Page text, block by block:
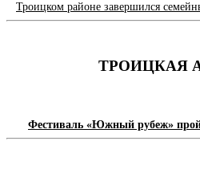
Троицком районе завершился
ТРОИЦКАЯ
Фестиваль «Южный рубеж»